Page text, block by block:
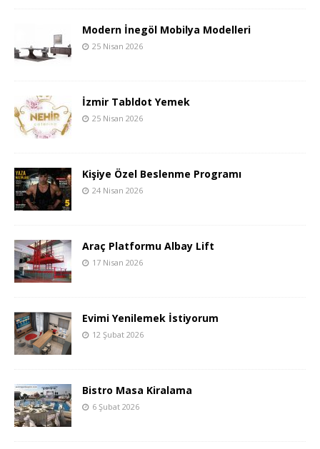
Modern İnegöl Mobilya Modelleri
25 Nisan 2026
İzmir Tabldot Yemek
25 Nisan 2026
Kişiye Özel Beslenme Programı
24 Nisan 2026
Araç Platformu Albay Lift
17 Nisan 2026
Evimi Yenilemek İstiyorum
12 Şubat 2026
Bistro Masa Kiralama
6 Şubat 2026